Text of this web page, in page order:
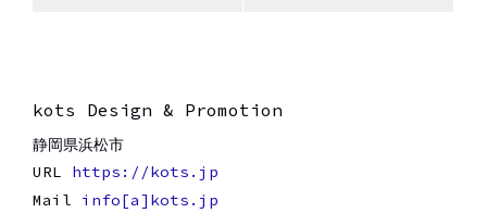
kots Design & Promotion
静岡県浜松市
URL https://kots.jp
Mail info[a]kots.jp